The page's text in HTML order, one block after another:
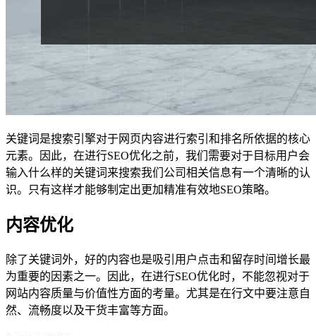
关键词是搜索引擎对于网页内容进行索引和排名所依据的核心
元素。因此，在进行SEO优化之前，我们需要对于目标用户会
输入什么样的关键词来搜索我们公司相关信息有一个清晰的认
识。只有这样才能够制定出更加精准有效地SEO策略。
内容优化
除了关键词外，好的内容也是吸引用户点击和留存时间增长最
为重要的因素之一。因此，在进行SEO优化时，不能忽视对于
网站内容质量与价值性方面的考量。尤其是在行文中要注意自
然、流畅度以及干货丰富等方面。